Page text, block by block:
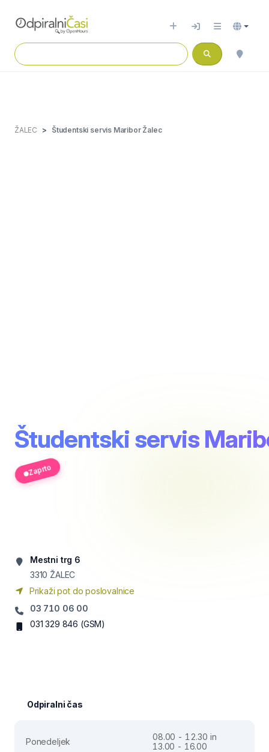
ŽALEC Študentski servis Maribor Žalec
Študentski servis
Zaprto
Mestni trg 6
3310 ŽALEC
Prikaži pot do poslovalnice
03 710 06 00
031 329 846 (GSM)
Odpiralni čas
Ponedeljek
08.00 - 12.30 in
13.00 - 16.00